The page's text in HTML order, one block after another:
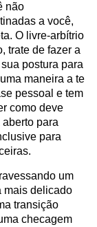
não
a você,
O livre-arbítrio
trate de fazer a
postura para
maneira a te
pessoal e tem
como deve
para
para
um
mais delicado
transição
checagem